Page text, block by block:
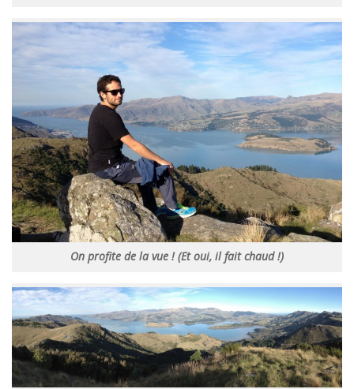
On profite de la vue ! (Et oui, il fait chaud !)